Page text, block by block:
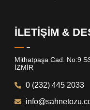
İLETİŞİM &
Mithatpaşa Cad. No:9
İZMİR
0 (232) 445 2033